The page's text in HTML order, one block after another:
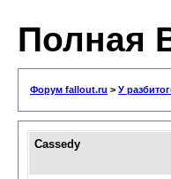
Полная
Форум fallout.ru > У
Cassedy